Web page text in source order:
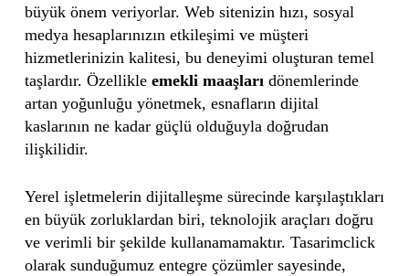
büyük önem veriyorlar. Web sitenizin hızı, sosyal
medya hesaplarınızın etkileşimi ve müşteri
hizmetlerinizin kalitesi, bu deneyimi oluşturan temel
taşlardır. Özellikle emekli maaşlarıdönemlerinde
artan yoğunluğu yönetmek, esnafların dijital
kaslarının ne kadar güçlü olduğuyla doğrudan
ilişkilidir.
Yerel işletmelerin dijitalleşme sürecinde karşılaştıkları
en büyük zorluklardan biri, teknolojik araçları doğru
ve verimli bir şekilde kullanamamaktır. Tasarimclick
olarak sunduğumuz entegre çözümler sayesinde,